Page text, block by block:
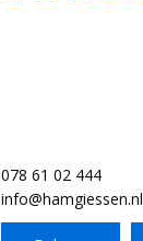
078 61 02 444
info@hamgiessen.nl